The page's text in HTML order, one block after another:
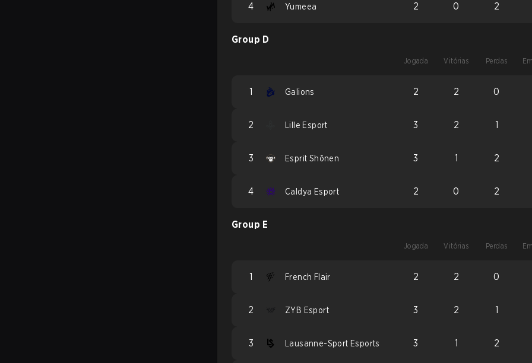
4 Yumeea 2 0 2
Group D
Jogada Vitórias Perdas
1 Galions 2 2 0
2 Lille Esport 3 2 1
3 Esprit Shōnen 3 1 2
4 Caldya Esport 2 0 2
Group E
Jogada Vitórias Perdas
1 French Flair 2 2 0
2 ZYB Esport 3 2 1
3 Lausanne-Sport Esports 3 1 2